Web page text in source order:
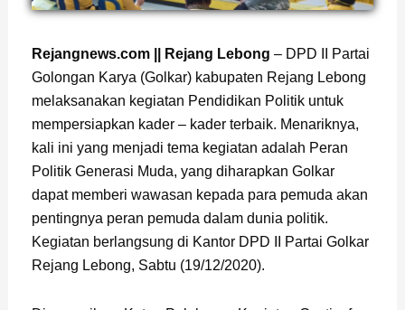
Rejangnews.com || Rejang Lebong – DPD II Partai
Golongan Karya (Golkar) kabupaten Rejang Lebong
melaksanakan kegiatan Pendidikan Politik untuk
mempersiapkan kader – kader terbaik. Menariknya,
kali ini yang menjadi tema kegiatan adalah Peran
Politik Generasi Muda, yang diharapkan Golkar
dapat memberi wawasan kepada para pemuda akan
pentingnya peran pemuda dalam dunia politik.
Kegiatan berlangsung di Kantor DPD II Partai Golkar
Rejang Lebong, Sabtu (19/12/2020).
Page
, Page
, Page